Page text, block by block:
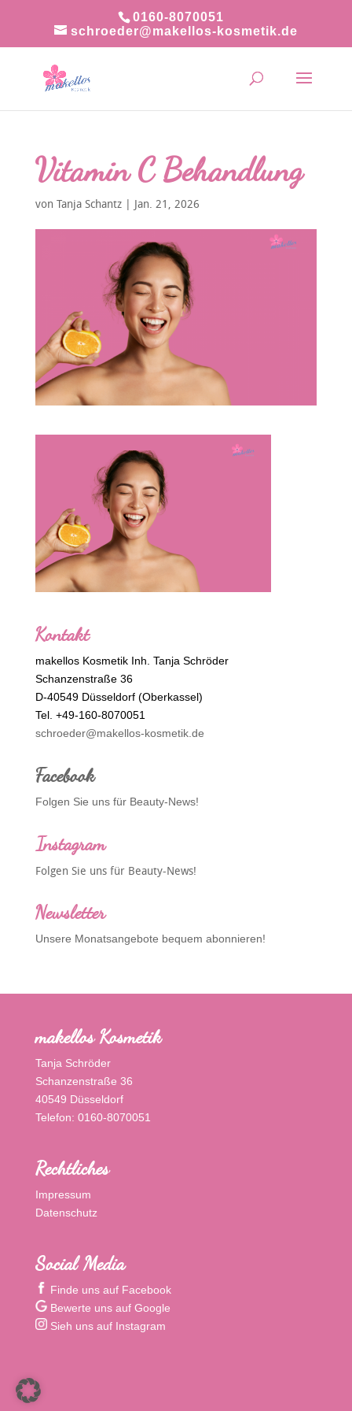
0160-8070051
schroeder@makellos-kosmetik.de
Vitamin C Behandlung
von Tanja Schantz| Jan. 21, 2026
Kontakt
makellos Kosmetik Inh. Tanja Schröder
Schanzenstraße 36
D-40549 Düsseldorf (Oberkassel)
Tel. +49-160-8070051
schroeder@makellos-kosmetik.de
Facebook
Folgen Sie uns für Beauty-News!
Instagram
Folgen Sie uns für Beauty-News!
Newsletter
Unsere Monatsangebote bequem abonnieren!
makellos Kosmetik
Tanja Schröder
Schanzenstraße 36
40549 Düsseldorf
Telefon: 0160-8070051
Rechtliches
Impressum
Datenschutz
Social Media
Finde uns auf Facebook
Bewerte uns auf Google
Sieh uns auf Instagram